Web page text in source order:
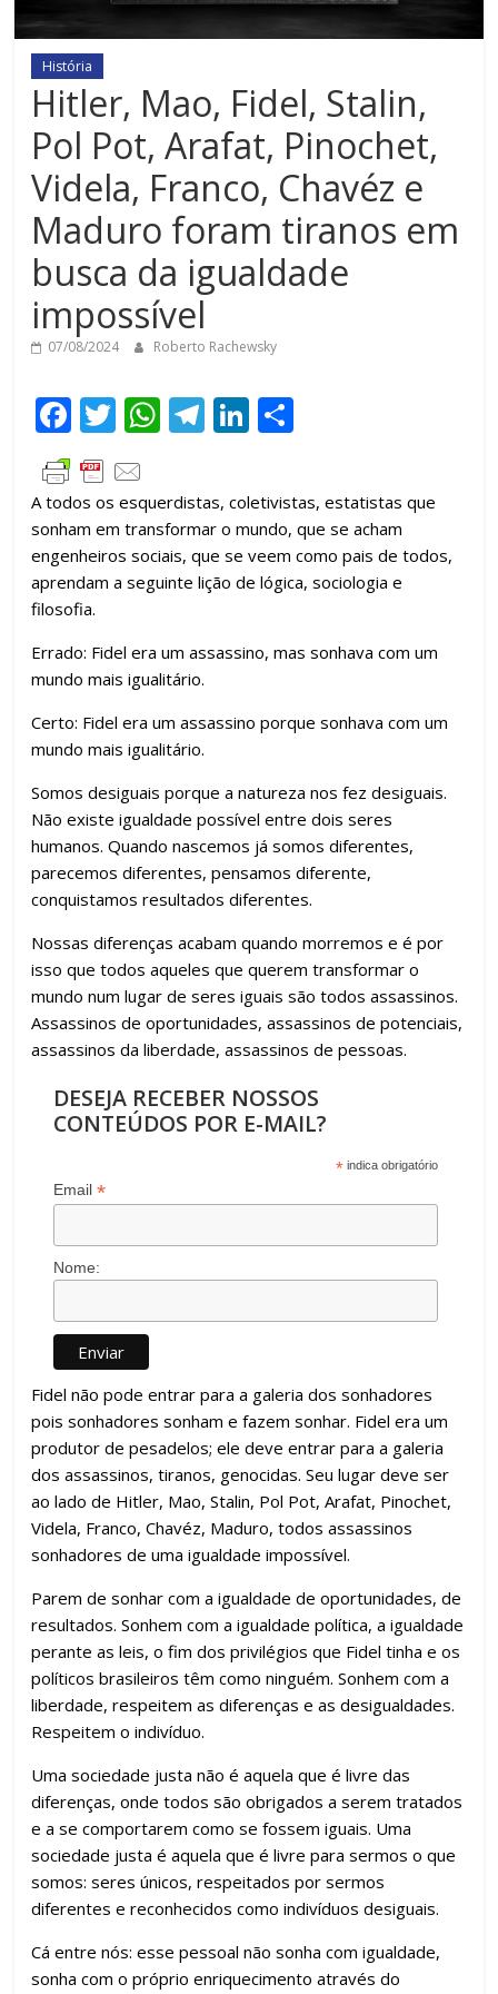
História
Hitler, Mao, Fidel, Stalin,
Pol Pot, Arafat, Pinochet,
Videla, Franco, Chavéz e
Maduro foram tiranos em
busca da igualdade
impossível
07/08/2024 Roberto Rachewsky
F
ac
e
b
o
o
k
T
w
itt
er
W
at
s
A
p
T
gr
a
m
Li
k
e
dI
n
m
p
ar
til
ar
A todos os esquerdistas, coletivistas, estatistas que
sonham em transformar o mundo, que se acham
engenheiros sociais, que se veem como pais de todos,
aprendam a seguinte lição de lógica, sociologia e
filosofia.
Errado: Fidel era um assassino, mas sonhava com um
mundo mais igualitário.
Certo: Fidel era um assassino porque sonhava com um
mundo mais igualitário.
Somos desiguais porque a natureza nos fez desiguais.
Não existe igualdade possível entre dois seres
humanos. Quando nascemos já somos diferentes,
parecemos diferentes, pensamos diferente,
conquistamos resultados diferentes.
Nossas diferenças acabam quando morremos e é por
isso que todos aqueles que querem transformar o
mundo num lugar de seres iguais são todos assassinos.
Assassinos de oportunidades, assassinos de potenciais,
assassinos da liberdade, assassinos de pessoas.
DESEJA RECEBER NOSSOS
CONTEÚDOS POR E-MAIL?
* indica obrigatório
Email*
Nome:
Fidel não pode entrar para a galeria dos sonhadores
pois sonhadores sonham e fazem sonhar. Fidel era um
produtor de pesadelos; ele deve entrar para a galeria
dos assassinos, tiranos, genocidas. Seu lugar deve ser
ao lado de Hitler, Mao, Stalin, Pol Pot, Arafat, Pinochet,
Videla, Franco, Chavéz, Maduro, todos assassinos
sonhadores de uma igualdade impossível.
Parem de sonhar com a igualdade de oportunidades, de
resultados. Sonhem com a igualdade política, a igualdade
perante as leis, o fim dos privilégios que Fidel tinha e os
políticos brasileiros têm como ninguém. Sonhem com a
liberdade, respeitem as diferenças e as desigualdades.
Respeitem o indivíduo.
Uma sociedade justa não é aquela que é livre das
diferenças, onde todos são obrigados a serem tratados
e a se comportarem como se fossem iguais. Uma
sociedade justa é aquela que é livre para sermos o que
somos: seres únicos, respeitados por sermos
diferentes e reconhecidos como indivíduos desiguais.
Cá entre nós: esse pessoal não sonha com igualdade,
sonha com o próprio enriquecimento através do